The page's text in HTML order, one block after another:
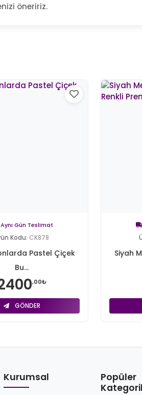
öneririz.
Aynı Gün Teslimat
Kodu: CK878
Pastel Çiçek
Bu...
,00₺
GÖNDER
Siyah
Kurumsal
Popüler